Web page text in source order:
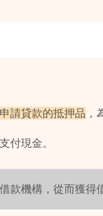
請貸款的抵押品 ，
付現金。
款機構，從而獲得